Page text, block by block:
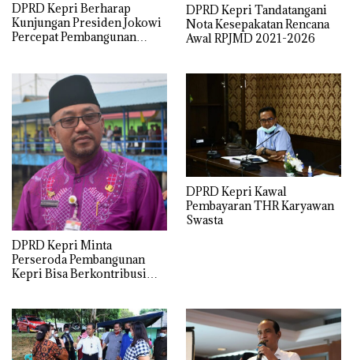
DPRD Kepri Berharap
Kunjungan Presiden Jokowi
Percepat Pembangunan
DPRD Kepri Tandatangani
Nota Kesepakatan Rencana
Awal RPJMD 2021-2026
DPRD Kepri Minta
Perseroda Pembangunan
Kepri Bisa Berkontribusi
DPRD Kepri Kawal
Pembayaran THR Karyawan
Swasta